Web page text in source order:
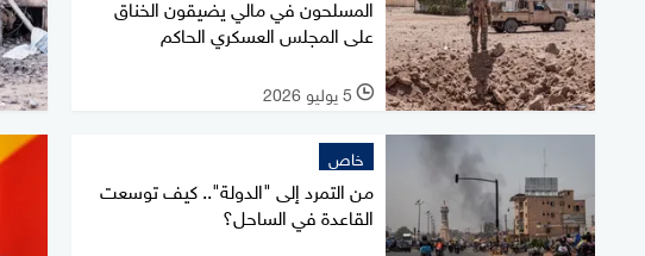
المسلحون في مالي يضيقون الخناق
على المجلس العسكري الحاكم
l 5 يوليو 2026
خاص
من التمرد إلى "الدولة".. كيف توسعت
القاعدة في الساحل؟